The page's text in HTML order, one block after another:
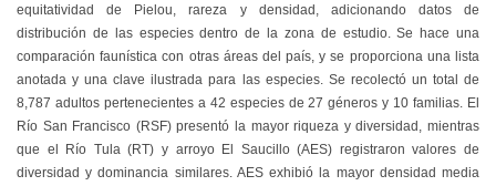
equitatividad de Pielou, rareza y densidad, adicionando datos de
distribución de las especies dentro de la zona de estudio. Se hace una
comparación faunística con otras áreas del país, y se proporciona una lista
anotada y una clave ilustrada para las especies. Se recolectó un total de
8,787 adultos pertenecientes a 42 especies de 27 géneros y 10 familias. El
Río San Francisco (RSF) presentó la mayor riqueza y diversidad, mientras
que el Río Tula (RT) y arroyo El Saucillo (AES) registraron valores de
diversidad y dominancia similares. AES exhibió la mayor densidad media